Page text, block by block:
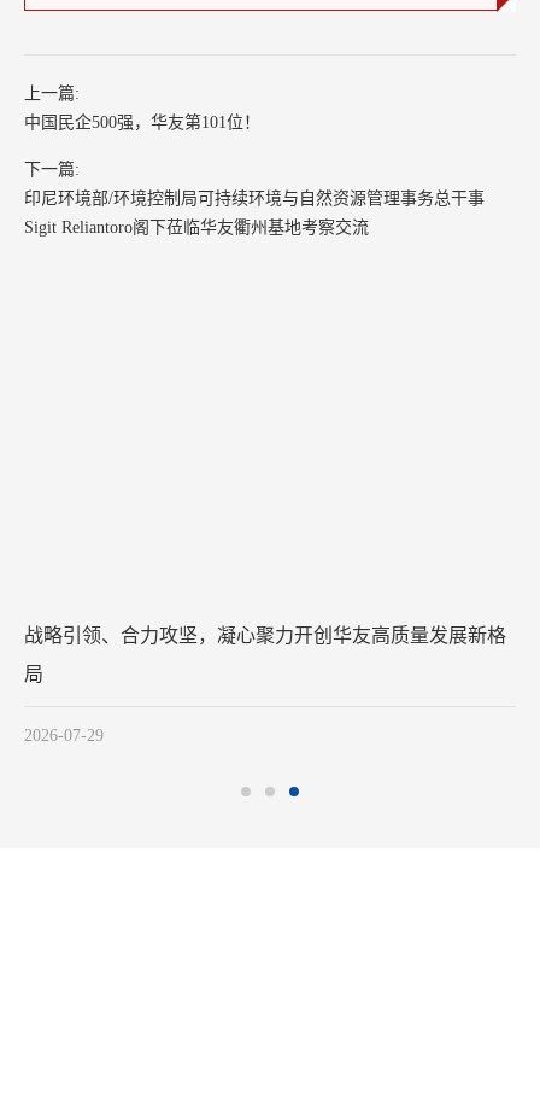
战略引领、合力攻坚，凝心聚力开创华友高质量发展新格
局
2026-07-29
上一篇:
中国民企500强，华友第101位！
下一篇:
印尼环境部/环境控制局可持续环境与自然资源管理事务总干事
Sigit Reliantoro阁下莅临华友衢州基地考察交流